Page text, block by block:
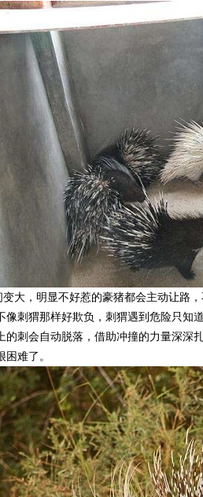
，明显不好惹的豪猪都会主动让路
像刺猬那样好欺负，刺猬遇到危险只
的刺会自动脱落，借助冲撞的力量深
难了。